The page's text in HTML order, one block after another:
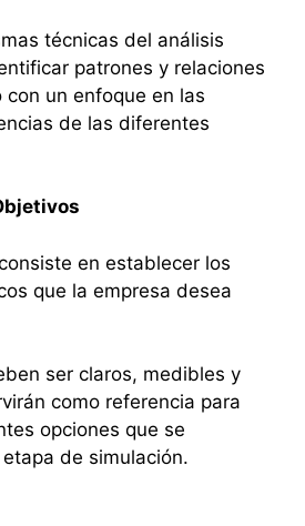
técnicas del análisis
patrones y relaciones
un enfoque en las
de las diferentes
en establecer los
que la empresa desea
ser claros, medibles y
como referencia para
opciones que se
de simulación.